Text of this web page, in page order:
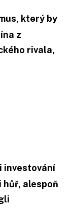
který by
z
rivala,
investování
hůř, alespoň